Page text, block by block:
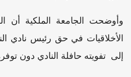
وأوضحت الجامعة الملكية أن
الأخلاقيات في حق رئيس نادي
إلى تفويته حافلة النادي دون